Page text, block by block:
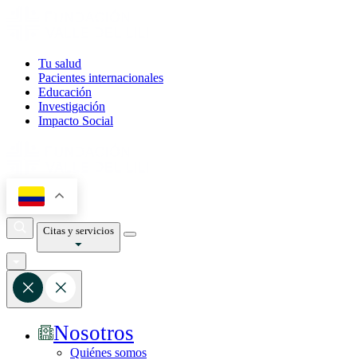
Tu salud
Pacientes internacionales
Educación
Investigación
Impacto Social
Citas y servicios
Nosotros
Quiénes somos